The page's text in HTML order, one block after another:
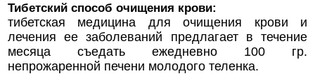
Тибетский способ очищения крови:
тибетская медицина для очищения крови и
лечения ее заболеваний предлагает в течение
месяца съедать ежедневно 100 гр.
непрожаренной печени молодого теленка.